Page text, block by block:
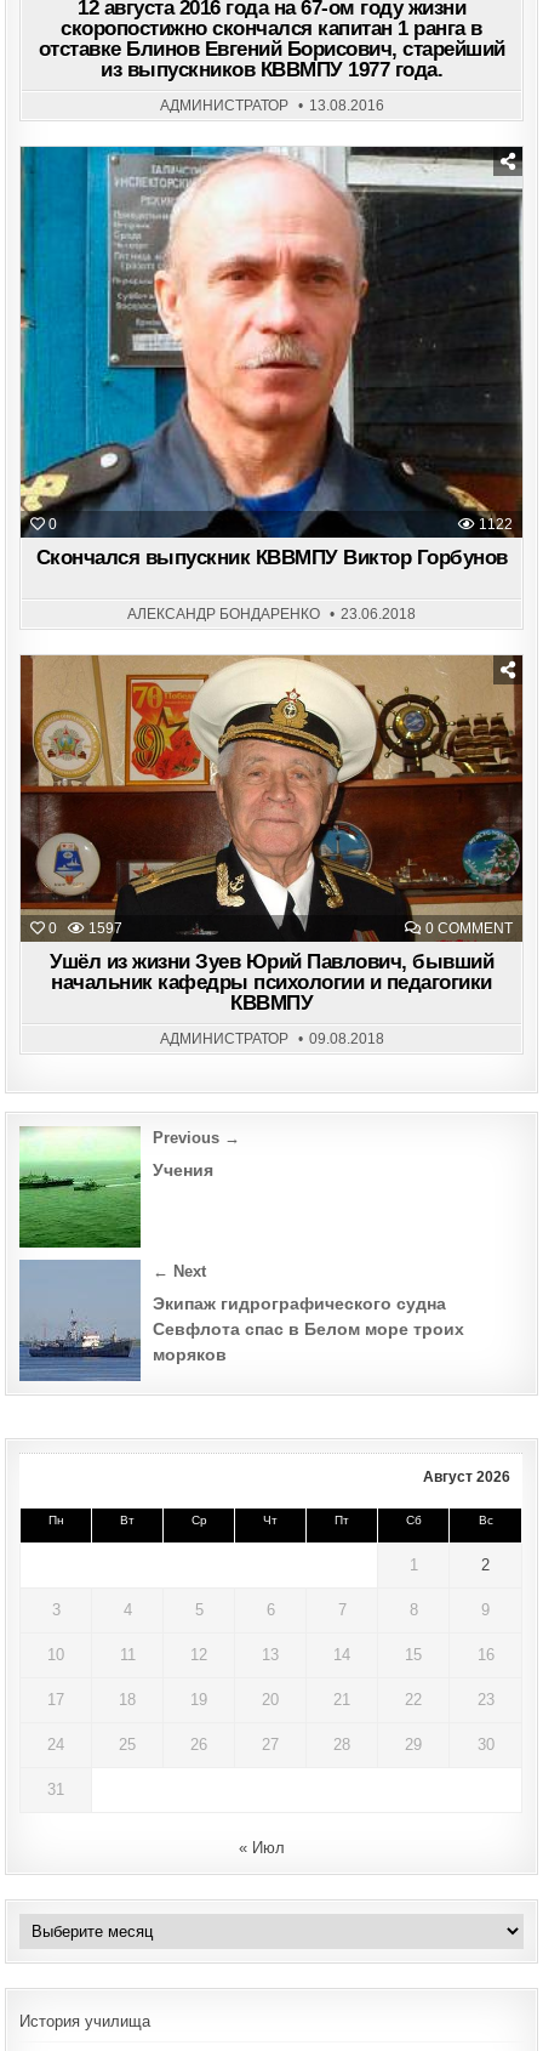
12 августа 2016 года на 67-ом году жизни
скоропостижно скончался капитан 1 ранга в
отставке Блинов Евгений Борисович, старейший
из выпускников КВВМПУ 1977 года.
АДМИНИСТРАТОР 13.08.2016
0 1122
Posted
Скончался выпускник КВВМПУ Виктор Горбунов
АЛЕКСАНДР БОНДАРЕНКО 23.06.2018
0 1597 0 COMMENTON
Posted
in
Ушёл из жизни Зуев Юрий Павлович, бывший
начальник кафедры психологии и педагогики
КВВМПУ
АДМИНИСТРАТОР 09.08.2018
Post
navigation
Previous →
Учения
← Next
Экипаж гидрографического судна
Севфлота спас в Белом море троих
моряков
Август 2026
Пн Вт Ср Чт Пт Сб Вс
1 2
3 4 5 6 7 8 9
10 11 12 13 14 15 16
17 18 19 20 21 22 23
24 25 26 27 28 29 30
31
« Июл
Архивы
История училища